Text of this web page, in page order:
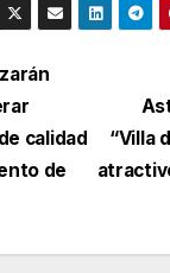
“Villa
calidad
de